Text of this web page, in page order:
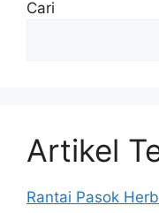
Cari
Artikel
Rantai Pasok